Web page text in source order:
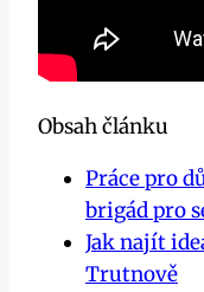
Obsah článku
Práce pro
brigád pro
Jak najít
Trutnově